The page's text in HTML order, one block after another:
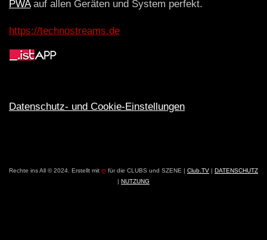
PWAauf allen Geräten und System perfekt.
https://technostreams.de
Datenschutz- und Cookie-Einstellungen
Rechte ins All © 2024. Erstellt mit ღ für die CLUBS und SZENE | Club.TV | DATENSCHUTZ
| NUTZUNG